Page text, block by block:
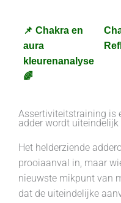
📌 Chakra en
aura
kleurenanalyse
🌈
Assertiviteitstraining is
adder wordt
Het helderziende
prooiaanval in, maar
nieuwste mikpunt van
dat de uiteindelijke